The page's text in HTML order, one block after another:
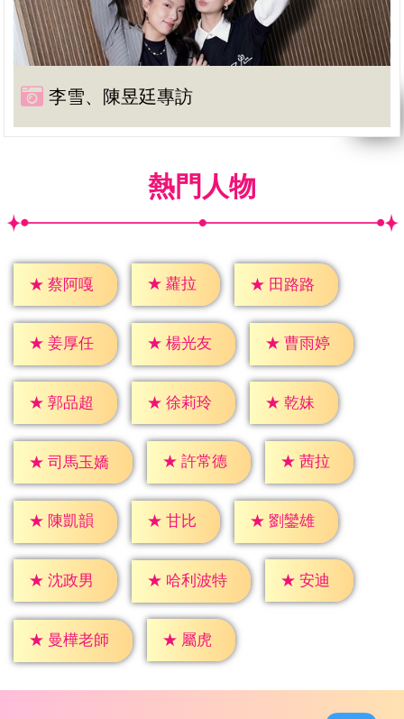
李雪、陳昱廷專訪
熱門人物
★ 蔡阿嘎 ★ 蘿拉 ★ 田路路
★ 姜厚任 ★ 楊光友 ★ 曹雨婷
★ 郭品超 ★ 徐莉玲 ★ 乾妹
★ 司馬玉嬌 ★ 許常德 ★ 茜拉
★ 陳凱韻 ★ 甘比 ★ 劉鑾雄
★ 沈政男 ★ 哈利波特 ★ 安迪
★ 曼樺老師 ★ 屬虎